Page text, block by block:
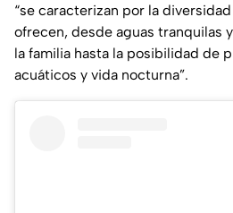
“se caracterizan por la
ofrecen, desde aguas tranquilas
la familia hasta la posibilidad de
acuáticos y vida nocturna”.